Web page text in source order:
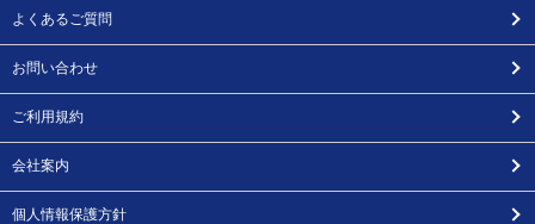
よくあるご質問
お問い合わせ
ご利用規約
会社案内
個人情報保護方針